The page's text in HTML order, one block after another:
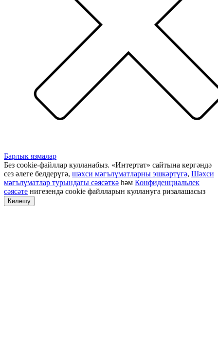
Барлык язмалар
Без cookie-файллар кулланабыз. «Интертат» сайтына кергәндә
сез әлеге белдерүгә, шәхси мәгълүматларны эшкәртүгә, Шәхси
мәгълүматлар турындагы сәясәткә һәм Конфиденциальлек
сәясәте нигезендә cookie файлларын куллануга ризалашасыз
Килешү